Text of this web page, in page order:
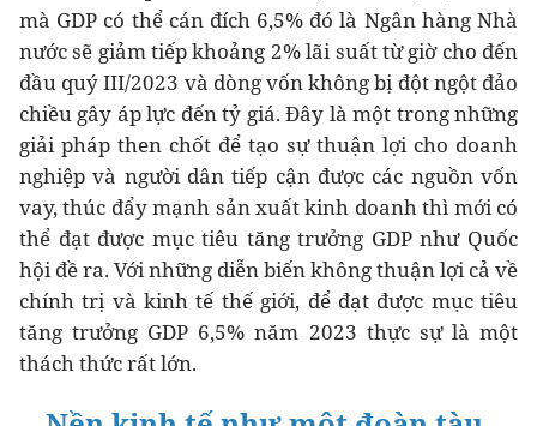
mà GDP có thể cán đích 6,5% đó là Ngân hàng Nhà
nước sẽ giảm tiếp khoảng 2% lãi suất từ giờ cho đến
đầu quý III/2023 và dòng vốn không bị đột ngột đảo
chiều gây áp lực đến tỷ giá. Đây là một trong những
giải pháp then chốt để tạo sự thuận lợi cho doanh
nghiệp và người dân tiếp cận được các nguồn vốn
vay, thúc đẩy mạnh sản xuất kinh doanh thì mới có
thể đạt được mục tiêu tăng trưởng GDP như Quốc
hội đề ra. Với những diễn biến không thuận lợi cả về
chính trị và kinh tế thế giới, để đạt được mục tiêu
tăng trưởng GDP 6,5% năm 2023 thực sự là một
thách thức rất lớn.